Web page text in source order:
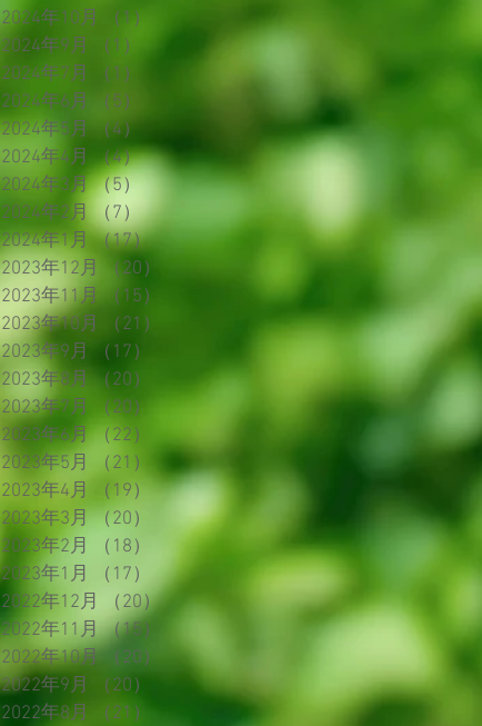
2024年10月
（1）
2024年9月
（1）
2024年7月
（1）
2024年6月
（5）
2024年5月
（4）
2024年4月
（4）4件の記事
2024年3月 （5） 5件の記事
2024年2月
（7）7件の記事
2024年1月 （17）17件の記事
2023年12月
（20）
2023年11月
（15）
2023年10月
（21）
2023年9月
（17）
2023年8月
（20）
20件の記事
2023年7月
（20）
2023年6月 （22）
22件の記事
2023年5月
（21）
2023年4月
（19）19件の記事
2023年3月 （20）
20件の記事
2023年2月
（18）
18件の記事
2023年1月
（17）
17件の記事
2022年12月
（20）20件の記事
2022年11月 （15）
2022年10月
（20）
20件の記事
2022年9月
（20）
20件の記事
2022年8月
（21）